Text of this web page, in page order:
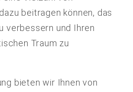
beitragen können, das
verbessern und Ihren
Traum zu
bieten wir Ihnen von